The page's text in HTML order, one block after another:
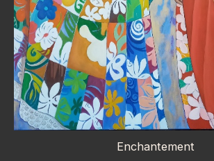
Enchantement